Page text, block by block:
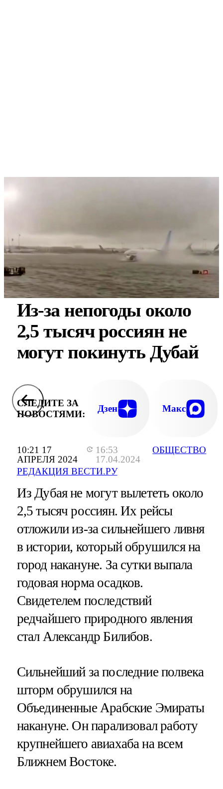
10:21 17
АПРЕЛЯ 2024
16:53
17.04.2024
РЕДАКЦИЯ ВЕСТИ.РУ
ОБЩЕСТВО
Из-за непогоды около
2,5 тысяч россиян не
могут покинуть Дубай
СЛЕДИТЕ ЗА
НОВОСТЯМИ:
Дзен Макс
Из Дубая не могут вылететь около
2,5 тысяч россиян. Их рейсы
отложили из-за сильнейшего ливня
в истории, который обрушился на
город накануне. За сутки выпала
годовая норма осадков.
Свидетелем последствий
редчайшего природного явления
стал Александр Билибов.
Сильнейший за последние полвека
шторм обрушился на
Объединенные Арабские Эмираты
накануне. Он парализовал работу
крупнейшего авиахаба на всем
Ближнем Востоке.